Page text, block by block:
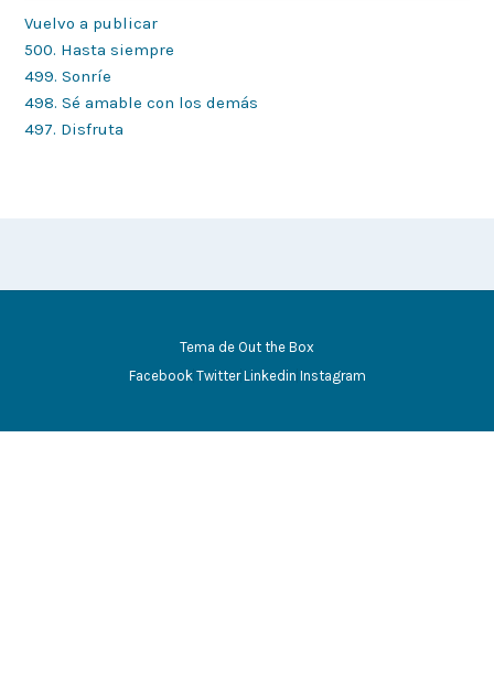
Vuelvo a publicar
500. Hasta siempre
499. Sonríe
498. Sé amable con los demás
497. Disfruta
Tema de Out the Box
Facebook Twitter Linkedin Instagram